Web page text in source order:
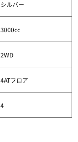
シルバー
3000cc
2WD
4ATフロア
4